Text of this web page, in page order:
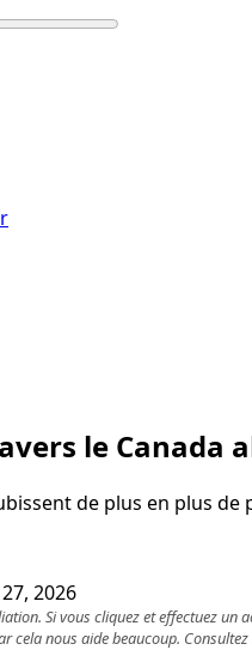
le Canada
de plus en plus
2026
Si vous cliquez et effectuez
cela nous aide beaucoup.